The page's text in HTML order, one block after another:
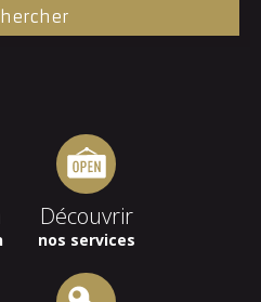
Découvrir
nos services